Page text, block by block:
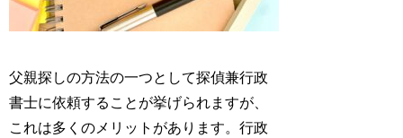
父親探しの方法の一つとして探偵兼行政
書士に依頼することが挙げられますが、
これは多くのメリットがあります。行政